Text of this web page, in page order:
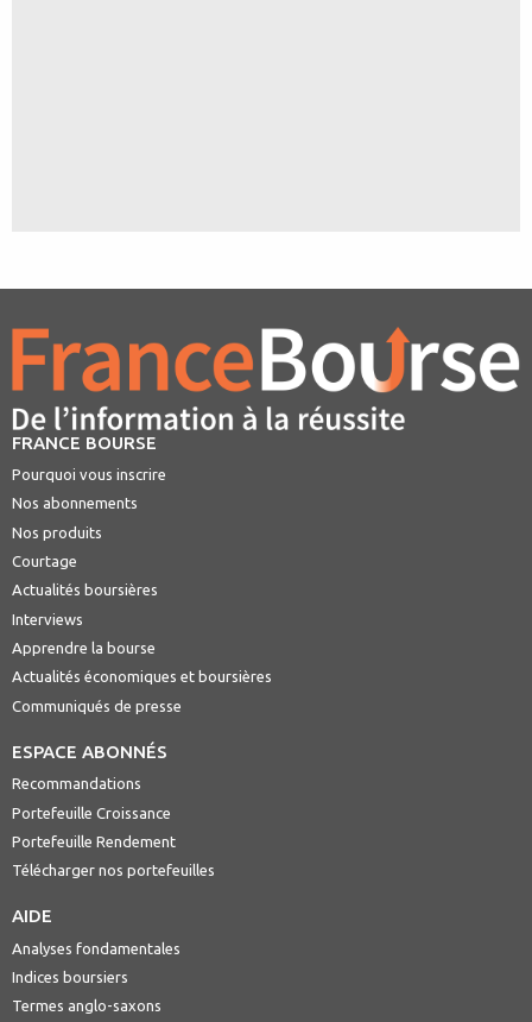
FRANCE BOURSE
Pourquoi vous inscrire
Nos abonnements
Nos produits
Courtage
Actualités boursières
Interviews
Apprendre la bourse
Actualités économiques et boursières
Communiqués de presse
ESPACE ABONNÉS
Recommandations
Portefeuille Croissance
Portefeuille Rendement
Télécharger nos portefeuilles
AIDE
Analyses fondamentales
Indices boursiers
Termes anglo-saxons